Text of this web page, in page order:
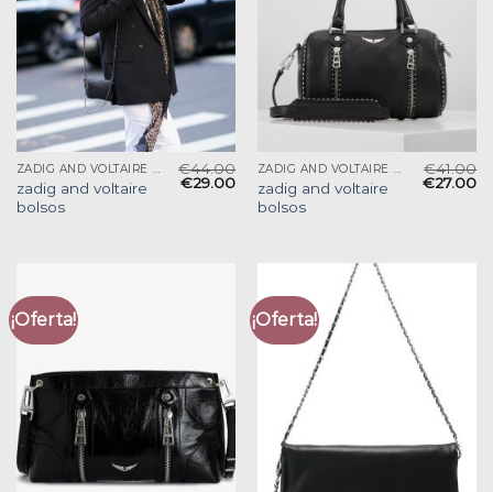
ZADIG AND VOLTAIRE BOLSOS
zadig and voltaire
bolsos
€44.00
€29.00
ZADIG AND VOLTAIRE BOLSOS
zadig and voltaire
bolsos
€41.00
€27.00
¡Oferta! ¡Oferta!